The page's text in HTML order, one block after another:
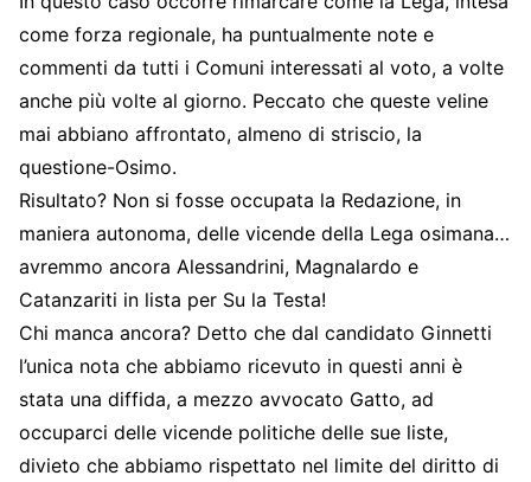
come forza regionale, ha puntualmente note e
commenti da tutti i Comuni interessati al voto, a volte
anche più volte al giorno. Peccato che queste veline
mai abbiano affrontato, almeno di striscio, la
questione-Osimo.
Risultato? Non si fosse occupata la Redazione, in
maniera autonoma, delle vicende della Lega osimana…
avremmo ancora Alessandrini, Magnalardo e
Catanzariti in lista per Su la Testa!
Chi manca ancora? Detto che dal candidato Ginnetti
l’unica nota che abbiamo ricevuto in questi anni è
stata una diffida, a mezzo avvocato Gatto, ad
occuparci delle vicende politiche delle sue liste,
divieto che abbiamo rispettato nel limite del diritto di